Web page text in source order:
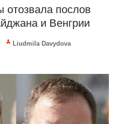
отозвала послов
и Венгрии
Liudmila Davydova